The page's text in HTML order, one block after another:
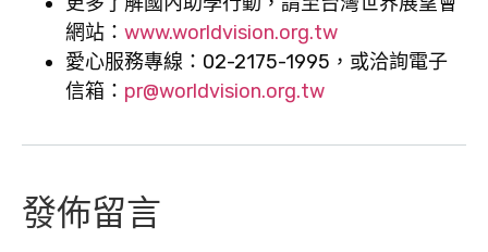
網站： www.worldvision.org.tw
愛心服務專線：02-2175-1995，或洽詢電子
信箱： pr@worldvision.org.tw
發佈留言